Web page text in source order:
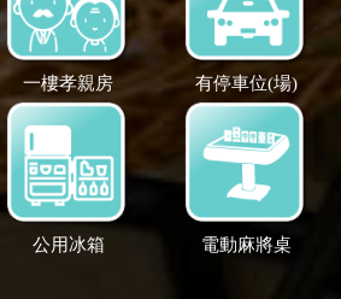
一樓孝親房 有停車位(場)
公用冰箱 電動麻將桌